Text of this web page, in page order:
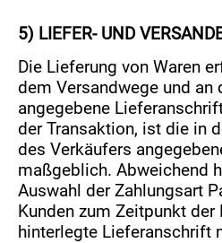
5) LIEFER- UND
Die Lieferung von Waren
dem Versandwege und an
angegebene
der Transaktion, ist die in
des Verkäufers
maßgeblich. Abweichend
Auswahl der Zahlungsart
Kunden zum Zeitpunkt der
hinterlegte Lieferanschrift